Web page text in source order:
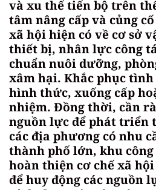
và xu thế tiến bộ trên
tâm nâng cấp và củng
xã hội hiện có về cơ sở
thiết bị, nhân lực công
chuẩn nuôi dưỡng,
xâm hại. Khắc phục
hình thức, xuống cấp
nhiệm. Đồng thời, cần
nguồn lực để phát triển
các địa phương có nhu
thành phố lớn, khu
hoàn thiện cơ chế xã
để huy động các nguồn